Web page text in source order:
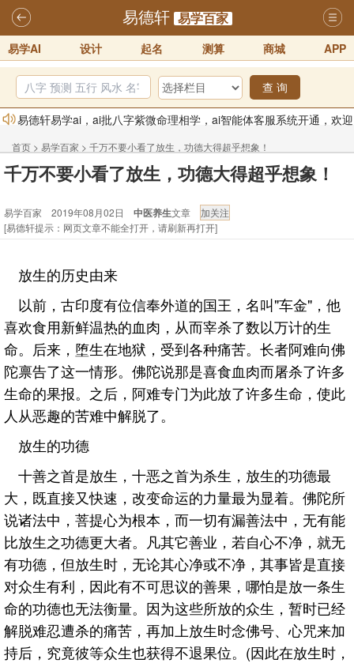
易德轩 易学百家
易学AI 设计 起名 测算 商城 APP
查 询
易德轩易学ai，ai批八字紫微命理相学，ai智能体客服系统开通，欢迎
体验！！
2025-07-01
易德轩网重构及升能完成，欢迎大家来体验新程序及感觉！！
2026年化太岁锦囊属马、鼠、牛、龙、兔、狗、鸡生肖化太岁开始预
订！！
2025-10-01
易德轩首席风水大师铁笔居士简介！！
易德轩通告：本网站易德轩商标及LOGO注册声明
2021-9-7
首页 > 易学百家 > 千万不要小看了放生，功德大得超乎想象！
千万不要小看了放生，功德大得超乎想象！
易学百家 2019年08月02日 中医养生文章
[易德轩提示：网页文章不能全打开，请刷新再打开]
放生的历史由来
以前，古印度有位信奉外道的国王，名叫"车金"，他
喜欢食用新鲜温热的血肉，从而宰杀了数以万计的生
命。后来，堕生在地狱，受到各种痛苦。长者阿难向佛
陀禀告了这一情形。佛陀说那是喜食血肉而屠杀了许多
生命的果报。之后，阿难专门为此放了许多生命，使此
人从恶趣的苦难中解脱了。
放生的功德
十善之首是放生，十恶之首为杀生，放生的功德最
大，既直接又快速，改变命运的力量最为显着。佛陀所
说诸法中，菩提心为根本，而一切有漏善法中，无有能
比放生之功德更大者。凡其它善业，若自心不净，就无
有功德，但放生时，无论其心净或不净，其事皆是直接
对众生有利，因此有不可思议的善果，哪怕是放一条生
命的功德也无法衡量。因为这些所放的众生，暂时已经
解脱难忍遭杀的痛苦，再加上放生时念佛号、心咒来加
持后，究竟彼等众生也获得不退果位。(因此在放生时，